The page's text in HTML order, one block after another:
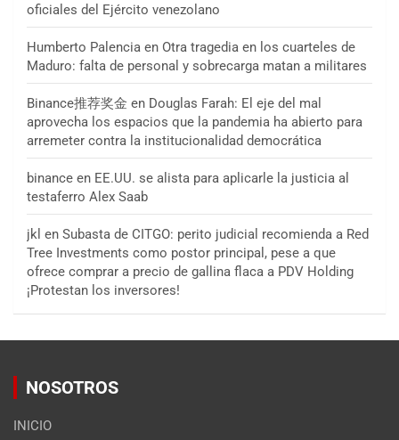
oficiales del Ejército venezolano
Humberto Palencia en Otra tragedia en los cuarteles de
Maduro: falta de personal y sobrecarga matan a militares
Binance推荐奖金 en Douglas Farah: El eje del mal
aprovecha los espacios que la pandemia ha abierto para
arremeter contra la institucionalidad democrática
binance en EE.UU. se alista para aplicarle la justicia al
testaferro Alex Saab
jkl en Subasta de CITGO: perito judicial recomienda a Red
Tree Investments como postor principal, pese a que
ofrece comprar a precio de gallina flaca a PDV Holding
¡Protestan los inversores!
NOSOTROS
INICIO